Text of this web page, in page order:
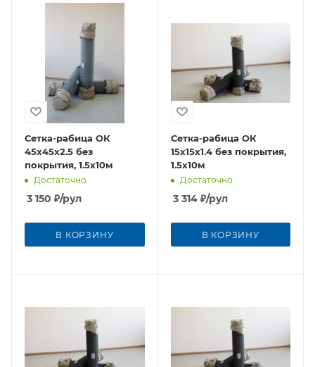
Сетка-рабица ОК
45х45х2.5 без
покрытия, 1.5х10м
Достаточно
3 150 ₽/рул
В КОРЗИНУ
Сетка-рабица ОК
15х15х1.4 без покрытия,
1.5х10м
Достаточно
3 314₽/рул
В КОРЗИНУ